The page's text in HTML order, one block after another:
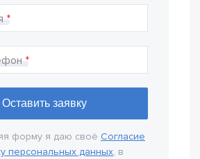
форму я даю своё Согласие
персональных данных, в